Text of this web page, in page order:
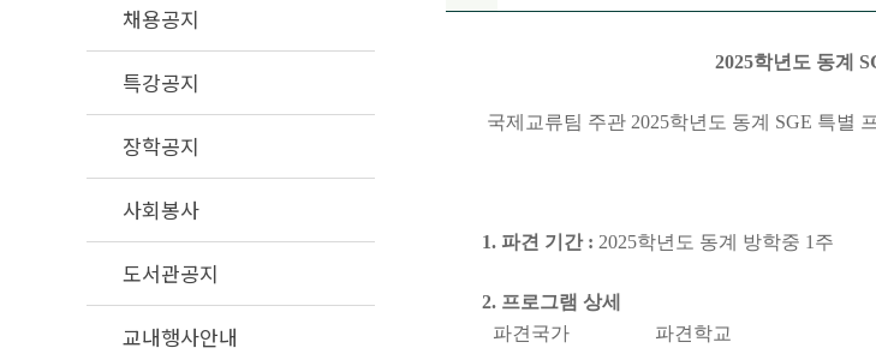
채용공지
특강공지
장학공지
사회봉사
도서관공지
교내행사안내
2025학년도 동계
국제교류팀 주관 2025학년도 동계 SGE 특별
1. 파견 기간 : 2025학년도 동계 방학중 1주
2. 프로그램 상세
파견국가
파견학교